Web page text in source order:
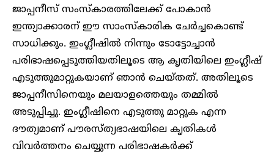
ജാപ്പനീസ് സംസ്കാരത്തിലേക്ക് പോകാൻ
ഇന്ത്യാക്കാരന് ഈ സാംസ്കാരിക ചേർച്ചകൊണ്ട്
സാധിക്കും. ഇംഗ്ലീഷിൽ നിന്നും ടോട്ടോച്ചാൻ
പരിഭാഷപ്പെടുത്തിയതിലൂടെ ആ കൃതിയിലെ ഇംഗ്ലീഷ്
എടുത്തുമാറ്റുകയാണ് ഞാൻ ചെയ്തത്. അതിലൂടെ
ജാപ്പനീസിനെയും മലയാളത്തെയും തമ്മിൽ
അടുപ്പിച്ചു. ഇംഗ്ലീഷിനെ എടുത്തു മാറ്റുക എന്ന
ദൗത്യമാണ് പൗരസ്ത്യഭാഷയിലെ കൃതികൾ
വിവർത്തനം ചെയ്യുന്ന പരിഭാഷകർക്ക്